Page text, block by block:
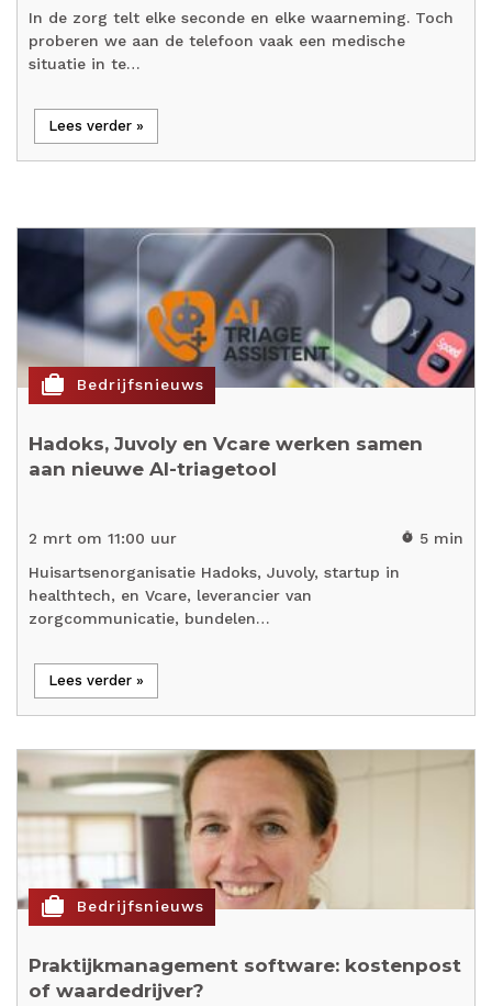
In de zorg telt elke seconde en elke waarneming. Toch
proberen we aan de telefoon vaak een medische
situatie in te…
Lees verder »
cases Bedrijfsnieuws
Hadoks, Juvoly en Vcare werken samen
aan nieuwe AI-triagetool
2 mrt om 11:00 uur timer 5 min
Huisartsenorganisatie Hadoks, Juvoly, startup in
healthtech, en Vcare, leverancier van
zorgcommunicatie, bundelen…
Lees verder »
cases Bedrijfsnieuws
Praktijkmanagement software: kostenpost
of waardedrijver?